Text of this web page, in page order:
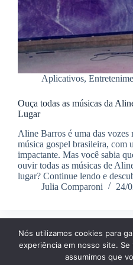
Aplicativos,
Ouça todas as músicas da
Lugar
Aline Barros é uma das vozes
música gospel brasileira, com
impactante. Mas você sabia
ouvir todas as músicas de
lugar? Continue lendo e
Julia Comparoni
24/
Página Inícial
Entretenimento
Finanças
Nós utilizamos cookies para
experiência em nosso site.
assumimos que